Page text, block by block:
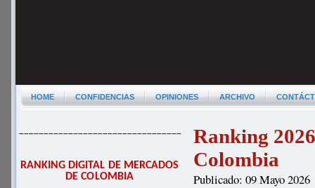
HOME CONFIDENCIAS OPINIONES ARCHIVO
–––––––––––––––––––––––––––––––––
RANKING DIGITAL DE MERCADOS
DE COLOMBIA
Ranking
Colombia
Publicado: 09 Mayo 2026